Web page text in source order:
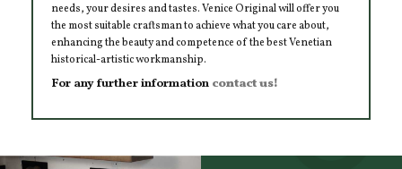
needs, your desires and tastes. Venice Original will offer you
the most suitable craftsman to achieve what you care about,
enhancing the beauty and competence of the best Venetian
historical-artistic workmanship.
For any further information contact us!